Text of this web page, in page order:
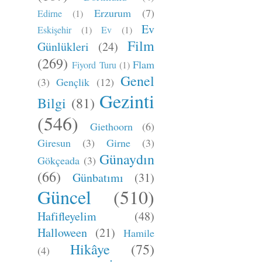
Edirne (1) Erzurum (7)
Eskişehir (1) Ev (1)
Ev
Günlükleri
(24)
Film
(269) Fiyord Turu (1) Flam
(3) Gençlik (12) Genel
Bilgi (81) Gezinti
(546)
Giethoorn
(6)
Giresun
(3) Girne
(3)
Gökçeada (3) Günaydın
(66)
Günbatımı (31)
Güncel (510)
Hafifleyelim
(48)
Halloween (21)
Hamile
(4)
Hikâye (75)